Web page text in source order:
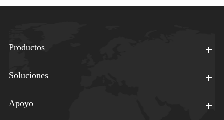
Productos
Soluciones
Apoyo